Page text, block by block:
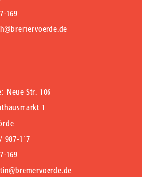
169
Neue Str. 106
1
987-117
169